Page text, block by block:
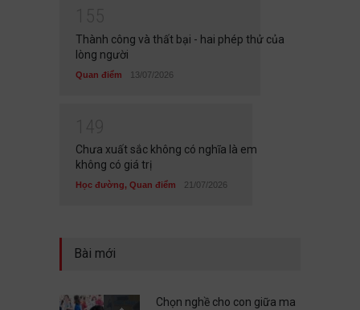
Thành công và thất bại - hai phép thử của
lòng người
Quan điểm 13/07/2026
Chưa xuất sắc không có nghĩa là em
không có giá trị
Học đường, Quan điểm 21/07/2026
Bài mới
Chọn nghề cho con giữa ma